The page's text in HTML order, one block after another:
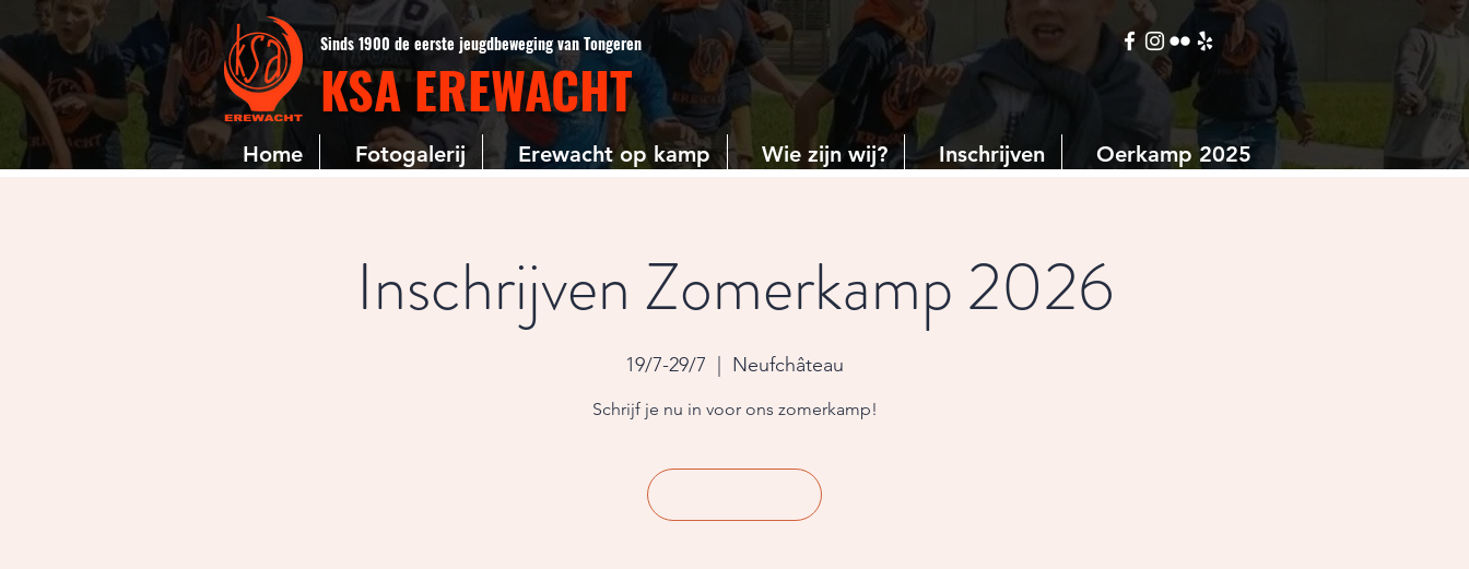
Home Fotogalerij Erewacht op kamp Wie zijn wij? Inschrijven Oerkamp 2025
KSA EREWACHT
Sinds 1900 de eerste jeugdbeweging van Tongeren
Inschrijven Zomerkamp 2026
19/7-29/7 Neufchâteau
Schrijf je nu in voor ons zomerkamp!